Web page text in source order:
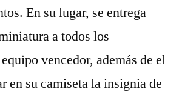
En su lugar, se entrega
a todos los
vencedor, además de el
en su camiseta la insignia de